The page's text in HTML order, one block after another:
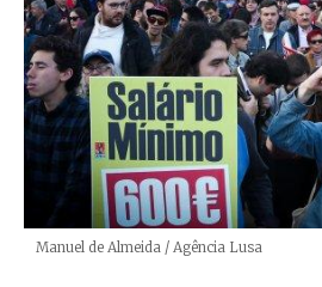
Créditos
Manuel de Almeida / Agência Lusa